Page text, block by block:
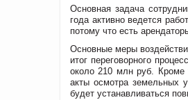
Основная задача
года активно ведется
потому что есть
Основные меры
итог переговорного
около 210 млн руб. Кроме
акты осмотра земельных
будет устанавливаться